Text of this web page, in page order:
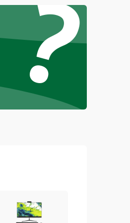
Подробнее →
Подробнее →
Подробнее →
Подробнее →
?